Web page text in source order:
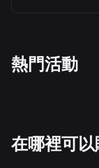
熱門活動
在哪裡可以